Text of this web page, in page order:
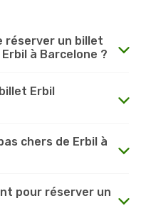
réserver un billet
à Barcelone ?
Erbil
chers de Erbil à
pour réserver un